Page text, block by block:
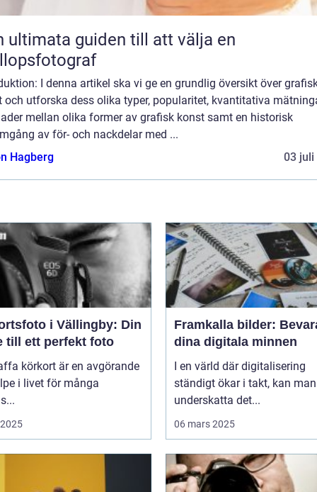
ultimata guiden till att välja en
I denna artikel ska vi ge en grundlig översikt över
och utforska dess olika typer, popularitet, kvantitativa
mellan olika former av grafisk konst samt en historisk
av för- och nackdelar med ...
Hagberg
03 juli
i Vällingby: Din
till ett perfekt foto
körkort är en avgörande
i livet för många
Framkalla bilder:
dina digitala minnen
I en värld där digitalisering
ständigt ökar i takt, kan
underskatta det...
06 mars 2025